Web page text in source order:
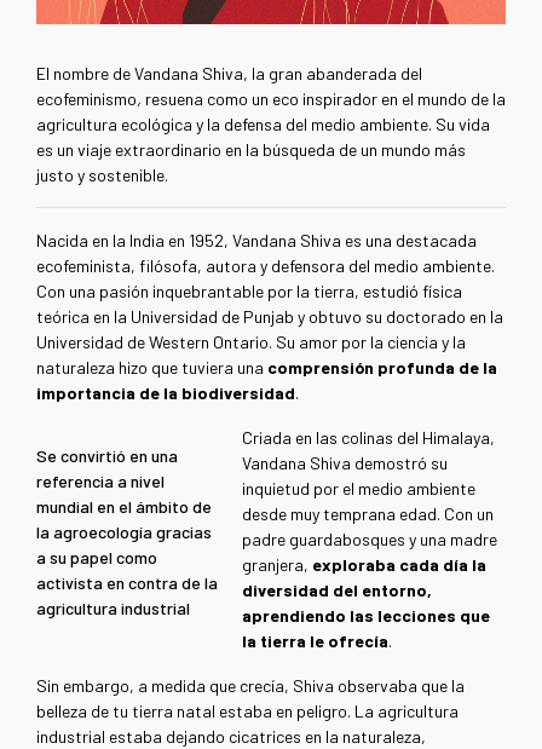
El nombre de Vandana Shiva, la gran abanderada del
ecofeminismo, resuena como un eco inspirador en el mundo de la
agricultura ecológica y la defensa del medio ambiente. Su vida
es un viaje extraordinario en la búsqueda de un mundo más
justo y sostenible.
Nacida en la India en 1952, Vandana Shiva es una destacada
ecofeminista, filósofa, autora y defensora del medio ambiente.
Con una pasión inquebrantable por la tierra, estudió física
teórica en la Universidad de Punjab y obtuvo su doctorado en la
Universidad de Western Ontario. Su amor por la ciencia y la
naturaleza hizo que tuviera una comprensión profunda de la
importancia de la biodiversidad.
Se convirtió en una
referencia a nivel
mundial en el ámbito de
la agroecología gracias
a su papel como
activista en contra de la
agricultura industrial
Criada en las colinas del Himalaya,
Vandana Shiva demostró su
inquietud por el medio ambiente
desde muy temprana edad. Con un
padre guardabosques y una madre
granjera, exploraba cada día la
diversidad del entorno,
aprendiendo las lecciones que
la tierra le ofrecía.
Sin embargo, a medida que crecía, Shiva observaba que la
belleza de tu tierra natal estaba en peligro. La agricultura
industrial estaba dejando cicatrices en la naturaleza,